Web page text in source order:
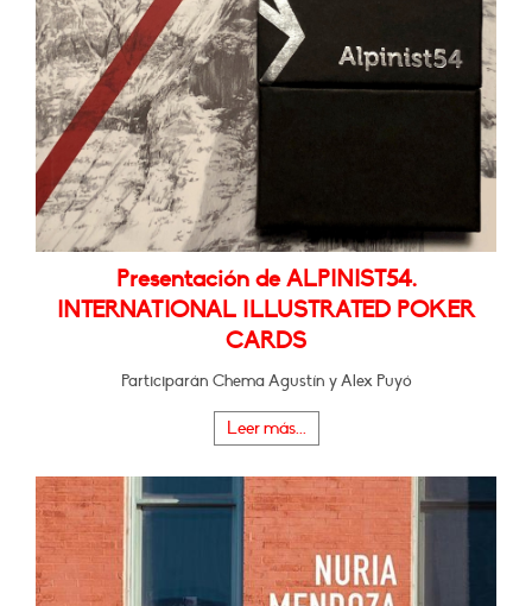
Presentación de ALPINIST54.
INTERNATIONAL ILLUSTRATED POKER
CARDS
Participarán Chema Agustín y Alex Puyó
Leer más...